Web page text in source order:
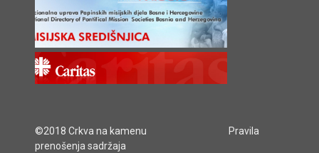
©2018 Crkva na kamenu
Pravila
prenošenja sadržaja